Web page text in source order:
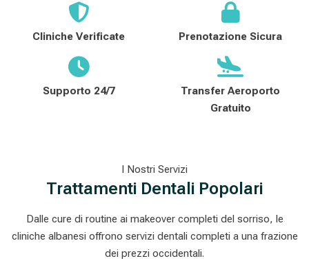
Cliniche Verificate Prenotazione Sicura
Supporto 24/7
Transfer Aeroporto
Gratuito
I Nostri Servizi
Trattamenti Dentali Popolari
Dalle cure di routine ai makeover completi del sorriso, le
cliniche albanesi offrono servizi dentali completi a una frazione
dei prezzi occidentali.